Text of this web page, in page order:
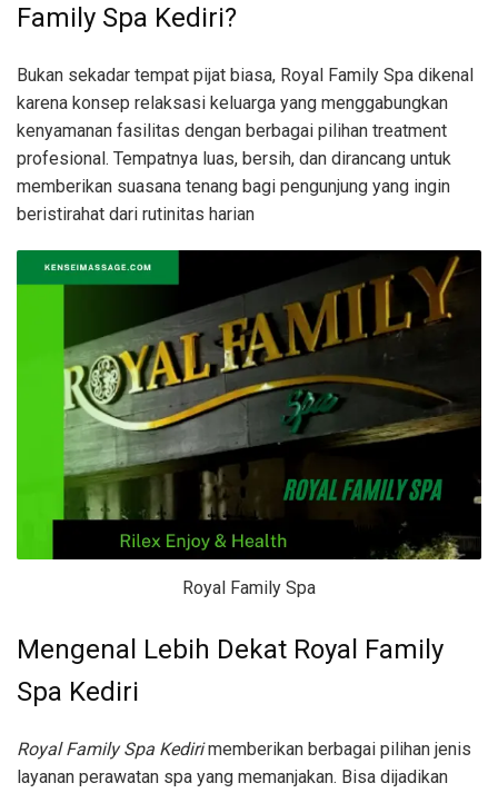
Family Spa Kediri?
Bukan sekadar tempat pijat biasa, Royal Family Spa dikenal
karena konsep relaksasi keluarga yang menggabungkan
kenyamanan fasilitas dengan berbagai pilihan treatment
profesional. Tempatnya luas, bersih, dan dirancang untuk
memberikan suasana tenang bagi pengunjung yang ingin
beristirahat dari rutinitas harian
Royal Family Spa
Mengenal Lebih Dekat Royal Family
Spa Kediri
Royal Family Spa Kedirimemberikan berbagai pilihan jenis
layanan perawatan spa yang memanjakan. Bisa dijadikan